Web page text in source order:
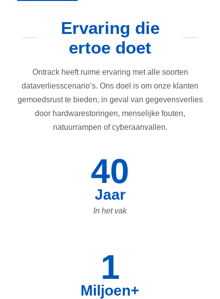
Ervaring die
ertoe doet
Ontrack heeft ruime ervaring met alle soorten
dataverliesscenario’s. Ons doel is om onze klanten
gemoedsrust te bieden, in geval van gegevensverlies
door hardwarestoringen, menselijke fouten,
natuurrampen of cyberaanvallen.
40
Jaar
In het vak
1
Miljoen+